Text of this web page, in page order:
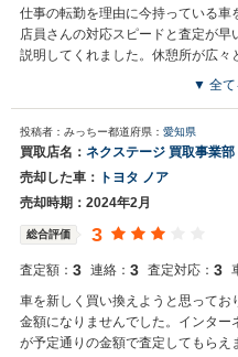
仕事の転勤を理由に今持っている車
店員さんの対応スピードと査定が早
説明してくれました。休憩所が広
効率、自分にあった車を質問で丁
▼ 全て
投稿者：みっちー都道府県： 愛知県
買取店名： ネクステージ 買取事業
売却した車：
トヨタ ノア
売却時期：2024年2月
総合評価 3
査定額： 3 連絡： 3 査定対応： 3
車を新しく買い換えようと思ってお
金額になりませんでした。インタ
が予定通りの金額で査定してもらえ